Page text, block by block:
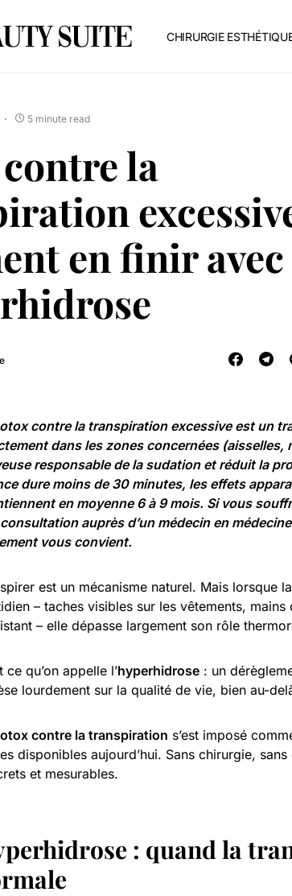
CHIRURGIE
5 minute read
la
en finir avec
contre la transpiration excessive est un
dans les zones concernées
responsable de la sudation et réduit la
dure moins de 30 minutes, les effets
en moyenne 6 à 9 mois. Si vous
auprès d’un médecin en
vous convient.
est un mécanisme naturel. Mais lorsque la
– taches visibles sur les vêtements,
– elle dépasse largement son rôle
ce qu’on appelle l’hyperhidrose : un
lourdement sur la qualité de vie, bien au-
contre la transpiration s’est imposé
disponibles aujourd’hui. Sans chirurgie,
et mesurables.
: quand la